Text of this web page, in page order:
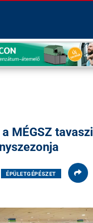
MÉGSZ tavaszi
ÉPÜLETGÉPÉSZET